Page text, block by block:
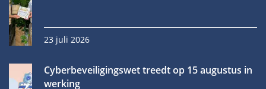
23 juli 2026
Cyberbeveiligingswet treedt op 15 augustus in
werking